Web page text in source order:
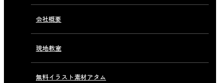
会社概要
現地教室
無料イラスト素材アタム